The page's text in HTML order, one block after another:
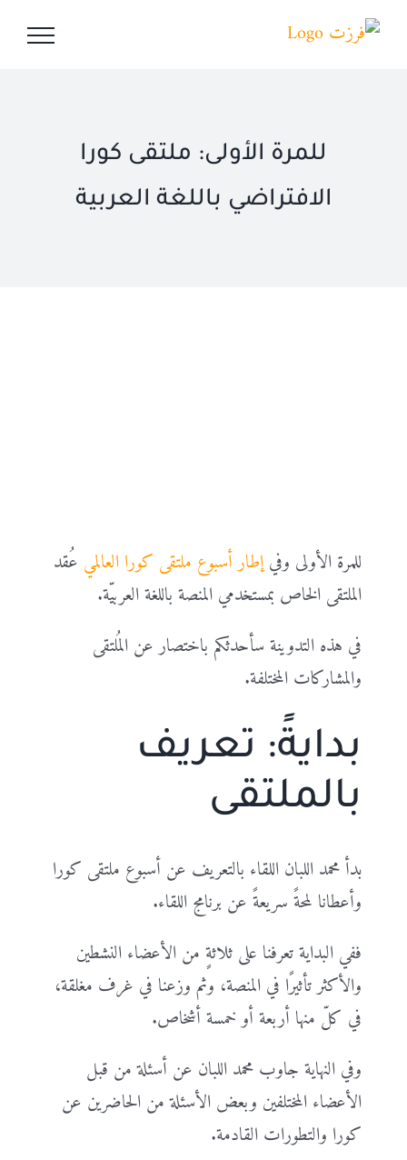
Skip
للمرة الأولى: ملتقى كورا
الافتراضي باللغة العربية
للمرة الأولى وفيإطار أسبوع ملتقى كورا العالمي عُقد
الملتقى الخاص بمستخدمي المنصة باللغة العربيّة.
في هذه التدوينة سأحدثكم باختصار عن المُلتقى
والمشاركات المختلفة.
بدايةً: تعريف
بالملتقى
بدأ محمد اللبان اللقاء بالتعريف عن أسبوع ملتقى كورا
وأعطانا لمحةً سريعةً عن برنامج اللقاء.
ففي البداية تعرفنا على ثلاثةٍ من الأعضاء النشطين
والأكثر تأثيرًا في المنصة، وثم وزعنا في غرف مغلقة،
في كلّ منها أربعة أو خمسة أشخاص.
وفي النهاية جاوب محمد اللبان عن أسئلة من قبل
الأعضاء المختلفين وبعض الأسئلة من الحاضرين عن
كورا والتطورات القادمة.